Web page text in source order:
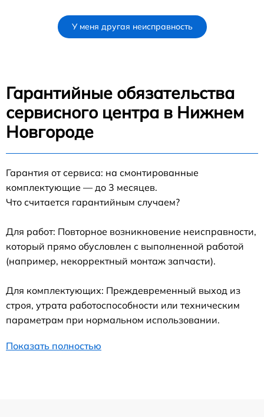
У меня другая неисправность
Гарантийные обязательства
сервисного центра в Нижнем
Новгороде
Гарантия от сервиса: на смонтированные
комплектующие — до 3 месяцев.
Что считается гарантийным случаем?
Для работ: Повторное возникновение неисправности,
который прямо обусловлен с выполненной работой
(например, некорректный монтаж запчасти).
Для комплектующих: Преждевременный выход из
строя, утрата работоспособности или техническим
параметрам при нормальном использовании.
Показать полностью